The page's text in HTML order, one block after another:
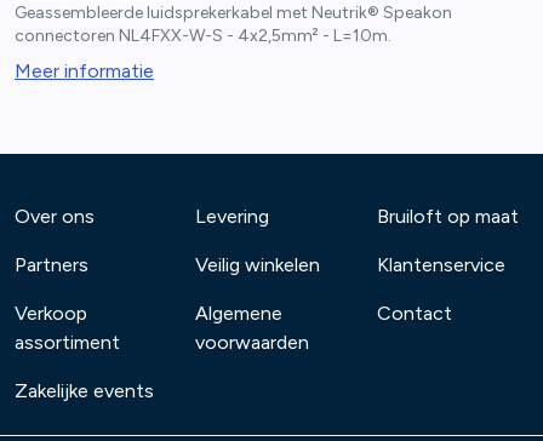
Geassembleerde luidsprekerkabel met Neutrik® Speakon
connectoren NL4FXX-W-S - 4x2,5mm² - L=10m.
Meer informatie
Over ons
Partners
Verkoop
assortiment
Zakelijke events
Levering
Veilig winkelen
Algemene
voorwaarden
Bruiloft op maat
Klantenservice
Contact